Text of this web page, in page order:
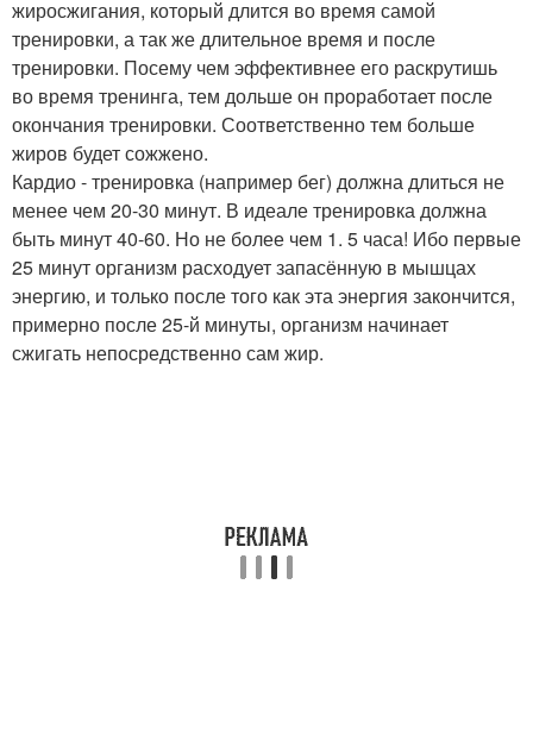
жиросжигания, который длится во время самой
тренировки, а так же длительное время и после
тренировки. Посему чем эффективнее его раскрутишь
во время тренинга, тем дольше он проработает после
окончания тренировки. Соответственно тем больше
жиров будет сожжено.
Кардио - тренировка (например бег) должна длиться не
менее чем 20-30 минут. В идеале тренировка должна
быть минут 40-60. Но не более чем 1. 5 часа! Ибо первые
25 минут организм расходует запасённую в мышцах
энергию, и только после того как эта энергия закончится,
примерно после 25-й минуты, организм начинает
сжигать непосредственно сам жир.